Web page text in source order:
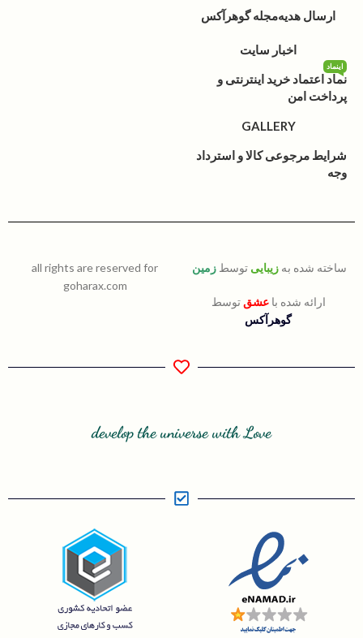
ارسال هدیهمجله گوهرآکس
اخبار سایت
نماد اعتماد خرید اینترنتی و
پرداخت امن
اینماد
GALLERY
شرایط مرجوعی کالا و استرداد
وجه
ساخته شده به زیبایی توسط زمین
ارائه شده باعشق توسط
گوهرآکس
all rights are reserved for
goharax.com
develop the universe with Love